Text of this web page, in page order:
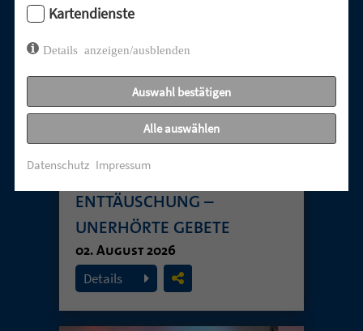
TABUTHEMA
ENTTÄUSCHUNG –
UNERHÖRTE GEBETE
02. August 2026
Details
Kartendienste
Details anzeigen/ausblenden
Auswahl bestätigen
Alle auswählen
Datenschutz Impressum